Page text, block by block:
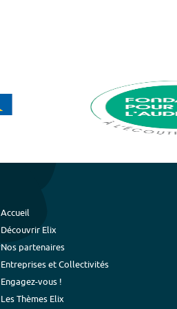
Accueil
Découvrir Elix
Nos partenaires
Entreprises et Collectivités
Engagez-vous !
Les Thèmes Elix